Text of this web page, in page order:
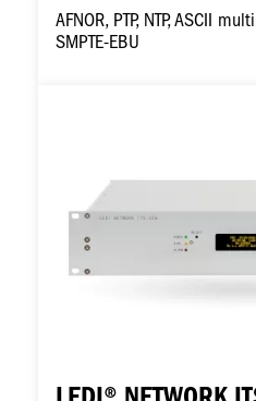
AFNOR, PTP, NTP, ASCII
SMPTE-EBU